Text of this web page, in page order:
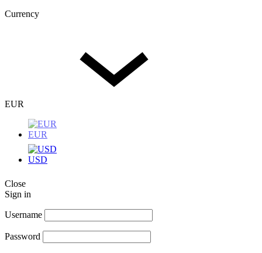
Currency
EUR
EUR
USD
Close
Sign in
Username
Password